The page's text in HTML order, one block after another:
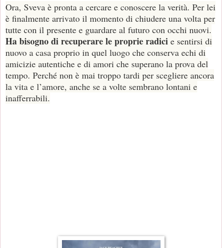
Ora, Sveva è pronta a cercare e conoscere la verità. Per lei
è finalmente arrivato il momento di chiudere una volta per
tutte con il presente e guardare al futuro con occhi nuovi.
Ha bisogno di recuperare le proprie radici e sentirsi di
nuovo a casa proprio in quel luogo che conserva echi di
amicizie autentiche e di amori che superano la prova del
tempo. Perché non è mai troppo tardi per scegliere ancora
la vita e l’amore, anche se a volte sembrano lontani e
inafferrabili.